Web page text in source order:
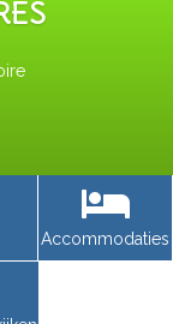
Accommodaties